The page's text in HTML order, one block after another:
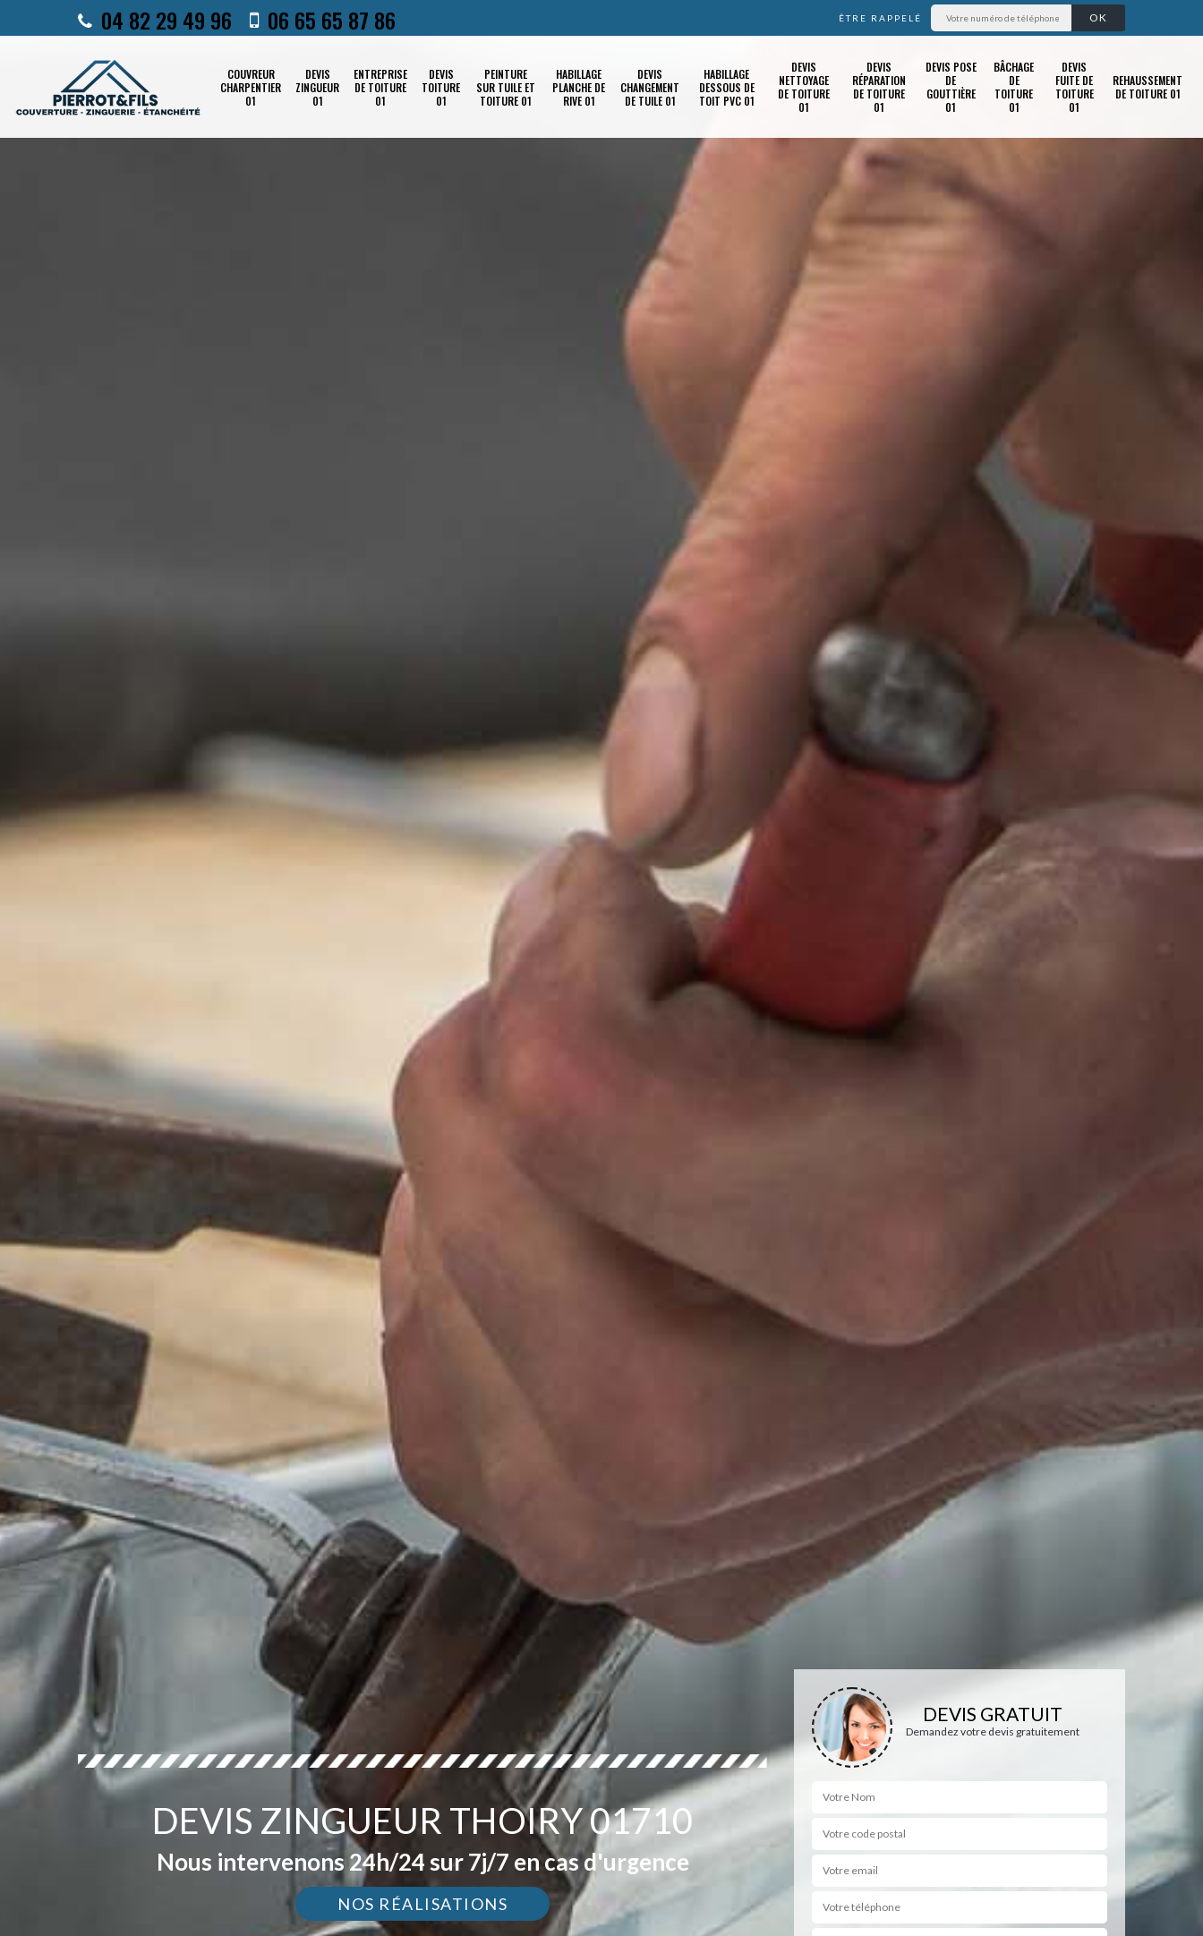
04 82 29 49 96 06 65 65 87 86 ÊTRE RAPPELÉ
COUVREUR
CHARPENTIER
01
DEVIS
ZINGUEUR
01
ENTREPRISE
DE TOITURE
01
DEVIS
TOITURE
01
PEINTURE
SUR TUILE ET
TOITURE 01
HABILLAGE
PLANCHE DE
RIVE 01
DEVIS
CHANGEMENT
DE TUILE 01
HABILLAGE
DESSOUS DE
TOIT PVC 01
DEVIS
NETTOYAGE
DE TOITURE
01
DEVIS
RÉPARATION
DE TOITURE
01
DEVIS POSE
DE
GOUTTIÈRE
01
BÂCHAGE
DE
TOITURE
01
DEVIS
FUITE DE
TOITURE
01
REHAUSSEMENT
DE TOITURE 01
DEVIS ZINGUEUR THOIRY 01710
Nous intervenons 24h/24 sur 7j/7 en cas d'urgence
NOS RÉALISATIONS
DEVIS GRATUIT
Demandez votre devis gratuitement